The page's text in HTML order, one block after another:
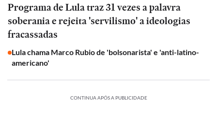
Programa de Lula traz 31 vezes a palavra
soberania e rejeita 'servilismo' a ideologias
fracassadas
Lula chama Marco Rubio de 'bolsonarista' e 'anti-latino-
americano'
CONTINUA APÓS A PUBLICIDADE